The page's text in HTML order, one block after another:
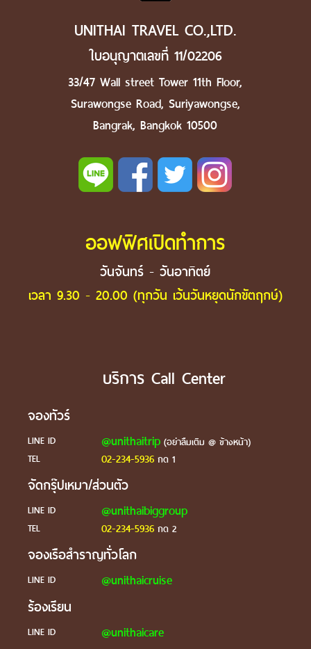
UNITHAI TRAVEL CO.,LTD.
ใบอนุญาตเลขที่ 11/02206
33/47 Wall street Tower 11th Floor,
Surawongse Road, Suriyawongse,
Bangrak, Bangkok 10500
ออฟฟิศเปิดทำการ
วันจันทร์ - วันอาทิตย์
เวลา 9.30 - 20.00 (ทุกวัน เว้นวันหยุดนักขัตฤกษ์)
บริการ Call Center
จองทัวร์
LINE ID @unithaitrip(อย่าลืมเติม @ ข้างหน้า)
TEL
02-234-5936กด 1
จัดกรุ๊ปเหมา/ส่วนตัว
LINE ID @unithaibiggroup
TEL 02-234-5936กด 2
จองเรือสำราญทั่วโลก
LINE ID @unithaicruise
ร้องเรียน
LINE ID @unithaicare